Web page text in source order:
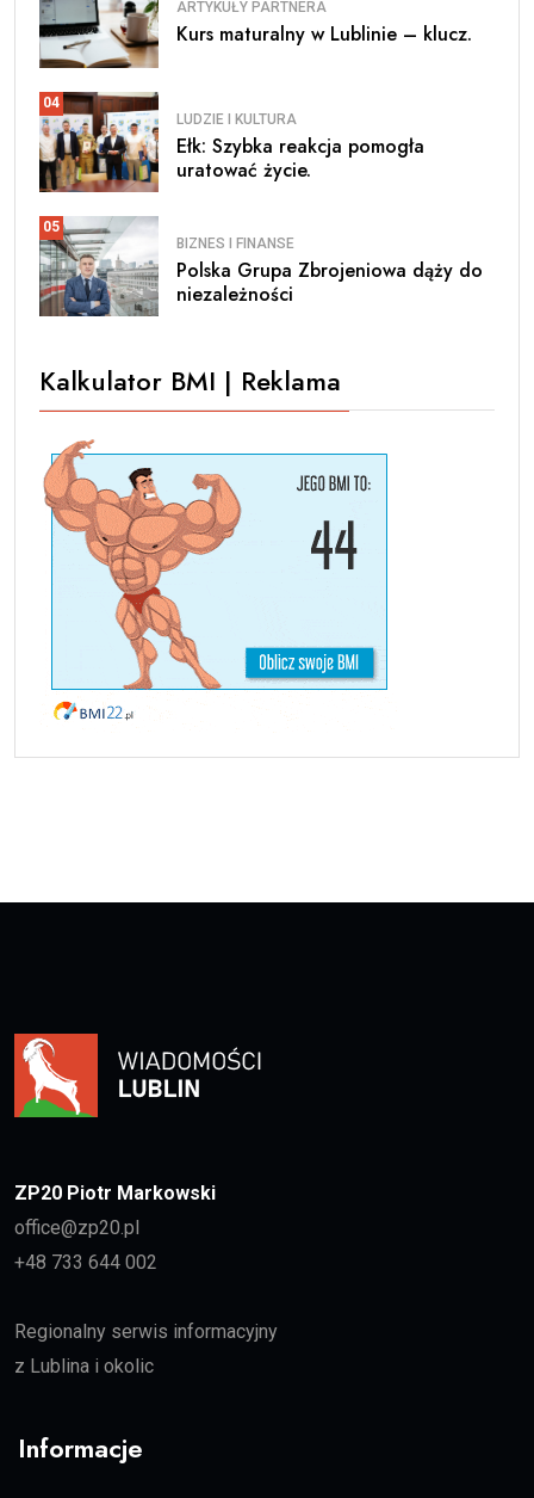
ARTYKUŁY PARTNERA
Kurs maturalny w Lublinie – klucz.
04
LUDZIE I KULTURA
Ełk: Szybka reakcja pomogła
uratować życie.
05
BIZNES I FINANSE
Polska Grupa Zbrojeniowa dąży do
niezależności
Kalkulator BMI | Reklama
ZP20 Piotr Markowski
office@zp20.pl
+48 733 644 002
Regionalny serwis informacyjny
z Lublina i okolic
Informacje